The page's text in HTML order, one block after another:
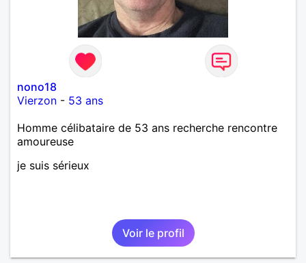
nono18
Vierzon - 53 ans
Homme célibataire de 53 ans recherche rencontre
amoureuse
je suis sérieux
Voir le profil